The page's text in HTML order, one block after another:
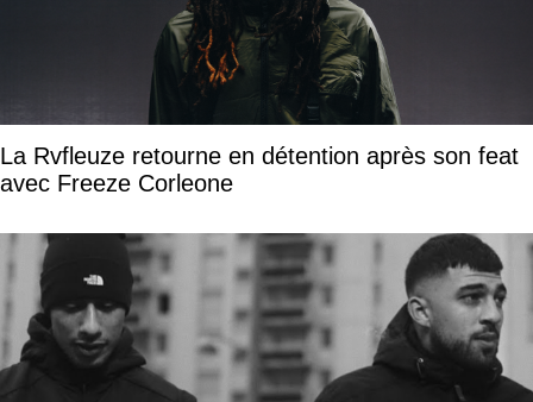
La Rvfleuze retourne en détention après son feat
avec Freeze Corleone